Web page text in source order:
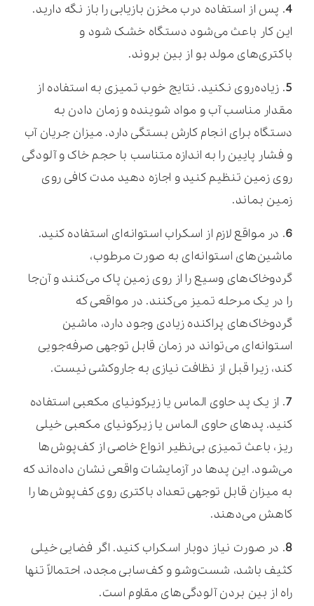
4. پس از استفاده درب مخزن بازیابی را باز نگه دارید.
این کار باعث می‌شود دستگاه خشک شود و
باکتری‌های مولد بو از بین بروند.
5. زیاده‌روی نکنید. نتایج خوب تمیزی به استفاده از
مقدار مناسب آب و مواد شوینده و زمان دادن به
دستگاه برای انجام کارش بستگی دارد. میزان جریان آب
و فشار پایین را به اندازه متناسب با حجم خاک و آلودگی
روی زمین تنظیم کنید و اجازه دهید مدت کافی روی
زمین بماند.
6. در مواقع لازم از اسکراب استوانه‌ای استفاده کنید.
ماشین‌های استوانه‌ای به صورت مرطوب،
گردوخاک‌های وسیع را از روی زمین پاک می‌کنند و آن‌جا
را در یک مرحله تمیز می‌کنند. در مواقعی که
گردوخاک‌های پراکنده زیادی وجود دارد، ماشین
استوانه‌ای می‌تواند در زمان قابل توجهی صرفه‌جویی
کند، زیرا قبل از نظافت نیازی به جاروکشی نیست.
7. از یک پد حاوی الماس یا زیرکونیای مکعبی استفاده
کنید. پدهای حاوی الماس یا زیرکونیای مکعبی خیلی
ریز، باعث تمیزی بی‌نظیر انواع خاصی از کف‌پوش‌ها
می‌شود. این پدها در آزمایشات واقعی نشان داده‌اند که
به میزان قابل توجهی تعداد باکتری روی کف‌پوش‌ها را
کاهش می‌دهند.
8. در صورت نیاز دوبار اسکراب کنید. اگر فضایی خیلی
کثیف باشد، شست‌وشو و کف‌سابی مجدد، احتمالاً تنها
راه از بین بردن آلودگی‌های مقاوم است.